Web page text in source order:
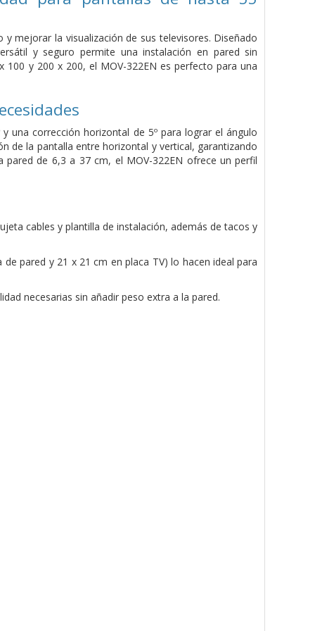
mejorar la visualización de sus televisores. Diseñado
y seguro permite una instalación en pared sin
100 y 200 x 200, el MOV-322EN es perfecto para una
una corrección horizontal de 5º para lograr el ángulo
de la pantalla entre horizontal y vertical, garantizando
de 6,3 a 37 cm, el MOV-322EN ofrece un perfil
cables y plantilla de instalación, además de tacos y
pared y 21 x 21 cm en placa TV) lo hacen ideal para
necesarias sin añadir peso extra a la pared.